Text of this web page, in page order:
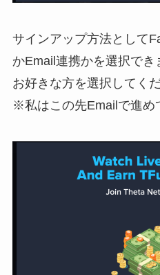
サインアップ方法として
かEmail連携かを選択でき
お好きな方を選択してくだ
※私はこの先Emailで進め